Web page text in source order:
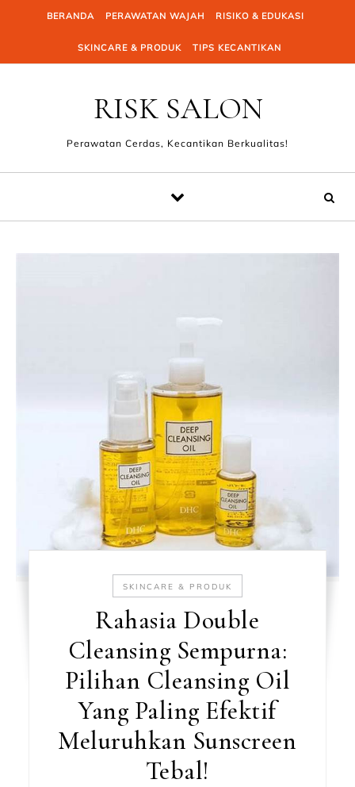
Skip to content
BERANDA PERAWATAN WAJAH RISIKO & EDUKASI
SKINCARE & PRODUK TIPS KECANTIKAN
RISK SALON
Perawatan Cerdas, Kecantikan Berkualitas!
SKINCARE & PRODUK
Rahasia Double
Cleansing Sempurna:
Pilihan Cleansing Oil
Yang Paling Efektif
Meluruhkan Sunscreen
Tebal!